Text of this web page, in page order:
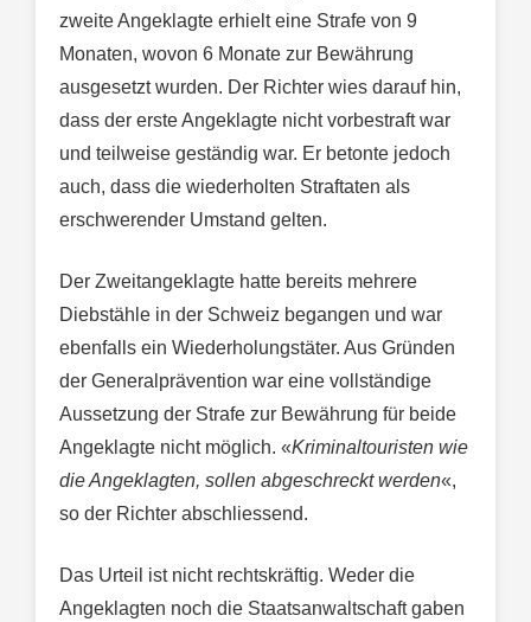
zweite Angeklagte erhielt eine Strafe von 9
Monaten, wovon 6 Monate zur Bewährung
ausgesetzt wurden. Der Richter wies darauf hin,
dass der erste Angeklagte nicht vorbestraft war
und teilweise geständig war. Er betonte jedoch
auch, dass die wiederholten Straftaten als
erschwerender Umstand gelten.
Der Zweitangeklagte hatte bereits mehrere
Diebstähle in der Schweiz begangen und war
ebenfalls ein Wiederholungstäter. Aus Gründen
der Generalprävention war eine vollständige
Aussetzung der Strafe zur Bewährung für beide
Angeklagte nicht möglich. «Kriminaltouristen wie
die Angeklagten, sollen abgeschreckt werden«,
so der Richter abschliessend.
Das Urteil ist nicht rechtskräftig. Weder die
Angeklagten noch die Staatsanwaltschaft gaben